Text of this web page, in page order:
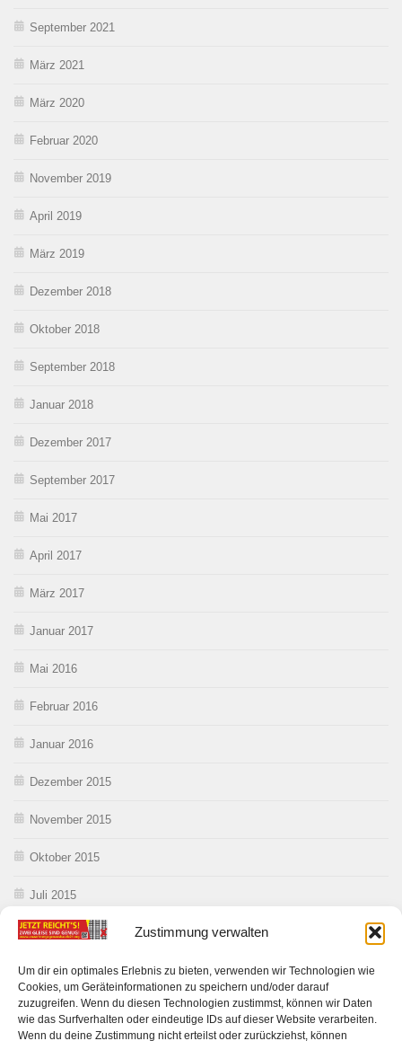
Zustimmung verwalten
Um dir ein optimales Erlebnis zu bieten, verwenden wir Technologien wie
Cookies, um Geräteinformationen zu speichern und/oder darauf
zuzugreifen. Wenn du diesen Technologien zustimmst, können wir Daten
wie das Surfverhalten oder eindeutige IDs auf dieser Website verarbeiten.
Wenn du deine Zustimmung nicht erteilst oder zurückziehst, können
September 2021
März 2021
März 2020
Februar 2020
November 2019
April 2019
März 2019
Dezember 2018
Oktober 2018
September 2018
Januar 2018
Dezember 2017
September 2017
Mai 2017
April 2017
März 2017
Januar 2017
Mai 2016
Februar 2016
Januar 2016
Dezember 2015
November 2015
Oktober 2015
Juli 2015
Juni 2015
Mai 2015